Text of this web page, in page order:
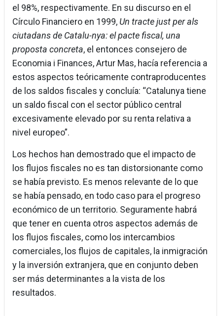
el 98%, respectivamente. En su discurso en el
Círculo Financiero en 1999, Un tracte just per als
ciutadans de Catalu-nya: el pacte fiscal, una
proposta concreta, el entonces consejero de
Economia i Finances, Artur Mas, hacía referencia a
estos aspectos teóricamente contraproducentes
de los saldos fiscales y concluía: “Catalunya tiene
un saldo fiscal con el sector público central
excesivamente elevado por su renta relativa a
nivel europeo”.
Los hechos han demostrado que el impacto de
los flujos fiscales no es tan distorsionante como
se había previsto. Es menos relevante de lo que
se había pensado, en todo caso para el progreso
económico de un territorio. Seguramente habrá
que tener en cuenta otros aspectos además de
los flujos fiscales, como los intercambios
comerciales, los flujos de capitales, la inmigración
y la inversión extranjera, que en conjunto deben
ser más determinantes a la vista de los
resultados.